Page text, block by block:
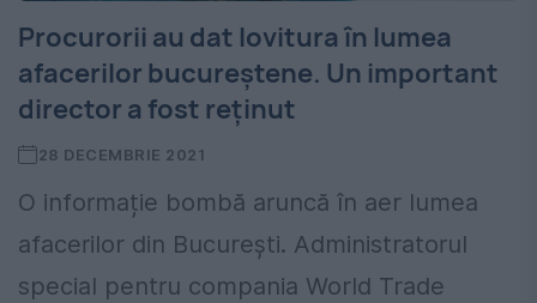
Procurorii au dat lovitura în lumea
afacerilor bucureștene. Un important
director a fost reținut
28 DECEMBRIE 2021
O informație bombă aruncă în aer lumea
afacerilor din București. Administratorul
special pentru compania World Trade